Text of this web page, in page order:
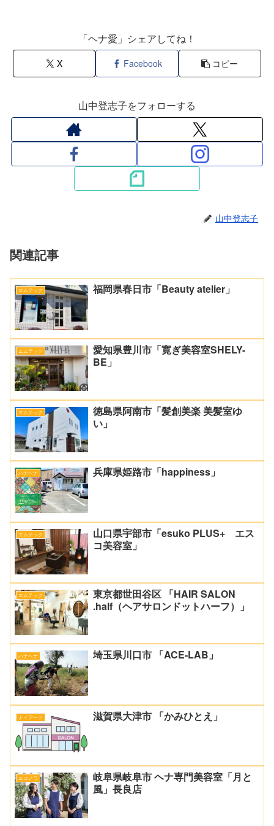
「ヘナ愛」シェアしてね！
X Facebook コピー
山中登志子をフォローする
山中登志子
関連記事
エムテック 福岡県春日市「Beauty atelier」
エムテック
愛知県豊川市「寛ぎ美容室SHELY-
BE」
エムテック
徳島県阿南市「髪創美楽 美髪室ゆ
い」
ハナヘナ 兵庫県姫路市「happiness」
エムテック
山口県宇部市「esuko PLUS+ エス
コ美容室」
エムテック
東京都世田谷区 「HAIR SALON
.half（ヘアサロンドットハーフ）」
ハナヘナ 埼玉県川口市 「ACE-LAB」
ナイアード 滋賀県大津市 「かみひとえ」
エコノワ
岐阜県岐阜市 ヘナ専門美容室「月と
風」長良店